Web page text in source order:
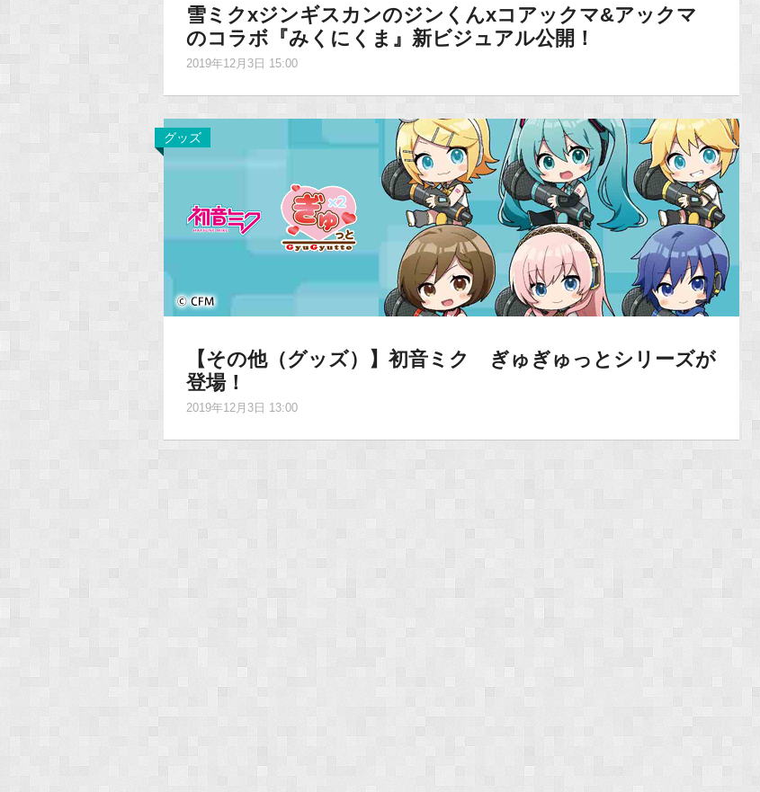
雪ミクxジンギスカンのジンくんxコアックマ&アックマ
のコラボ『みくにくま』新ビジュアル公開！
2019年12月3日 15:00
グッズ
【その他（グッズ）】初音ミク ぎゅぎゅっとシリーズが
登場！
2019年12月3日 13:00